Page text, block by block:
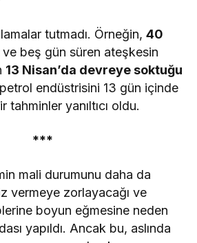
tutmadı. Örneğin,40
ve beş gün süren ateşkesin
13 Nisan’da devreye soktuğu
petrol endüstrisini 13 gün içinde
yanıltıcı oldu.
***
mali durumunu daha da
vermeye zorlayacağı ve
boyun eğmesine neden
yapıldı. Ancak bu, aslında